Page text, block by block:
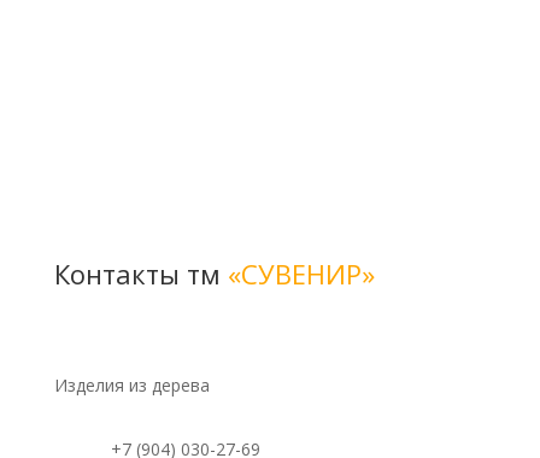
Контакты тм «СУВЕНИР»
Изделия из дерева
+7 (904) 030-27-69